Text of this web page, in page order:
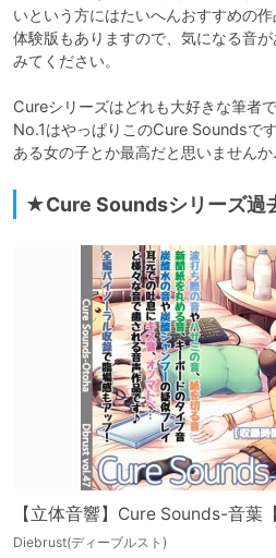
いという方にはたいへんおすすめの作
体験版もありますので、気になる音
みてください。
Cureシリーズはどれも大好きな筆者
No.1はやっぱりこのCure Soundsで
ある女の子とか最高だと思いません
★Cure Soundsシリーズ過
【立体音響】Cure Sounds-音葉
Diebrust(ディーブルスト)